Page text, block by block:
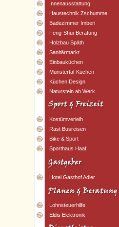
Innenausstattung
Haustechnik Zschumme
Badezimmer Imberi
Feng-Shui-Beratung
Holzbau Späth
Sanitärmarkt
Einbauküchen
Münstertal-Küchen
Küchen Design
Naturstein ab Werk
Kostümverleih
Rast Busreisen
Bike & Sport
Sporthaus Haaf
Hotel Gasthof Adler
Lohnsteuerhilfe
Eldis Elektronik